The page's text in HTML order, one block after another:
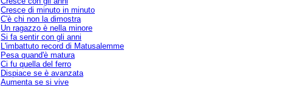
Cresce di minuto in minuto
C'è chi non la dimostra
Un ragazzo è nella minore
Si fa sentir con gli anni
L'imbattuto record di Matusalemme
Pesa quand'è matura
Ci fu quella del ferro
Dispiace se è avanzata
Aumenta se si vive